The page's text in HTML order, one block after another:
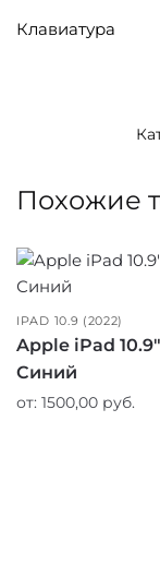
Клавиатура
Похожие
IPAD 10.9 (2022)
Apple iPad
Синий
от: 1500,00 руб.